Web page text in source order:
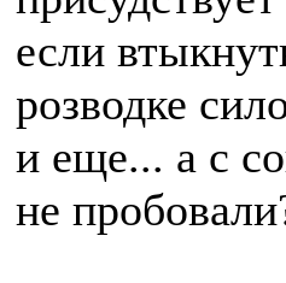
если
розводке
и еще... а с
не